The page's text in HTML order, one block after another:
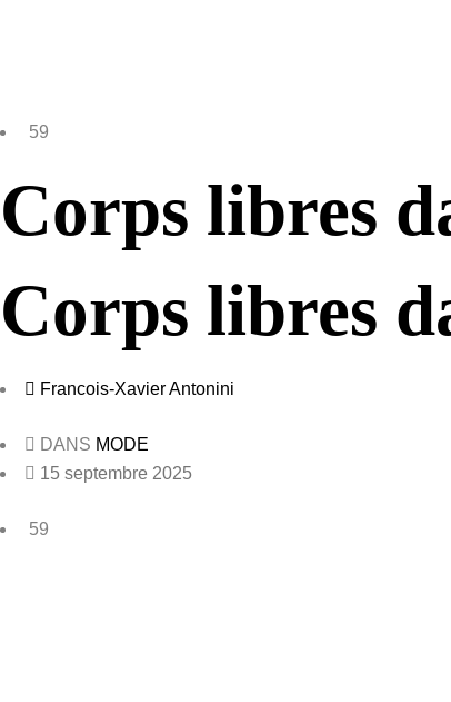
59
Corps libres
Corps libres
Francois-Xavier Antonini
DANS MODE
15 septembre 2025
59